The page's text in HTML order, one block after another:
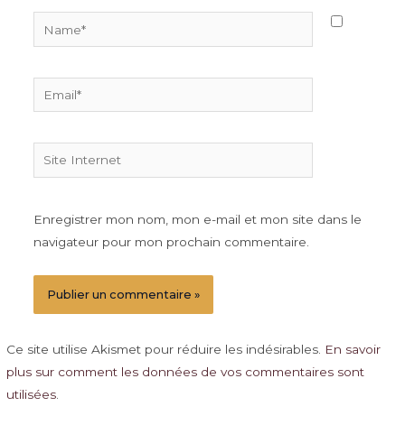
Site
Internet
Enregistrer mon nom, mon e-mail et mon site dans le
navigateur pour mon prochain commentaire.
Ce site utilise Akismet pour réduire les indésirables. En savoir
plus sur comment les données de vos commentaires sont
utilisées